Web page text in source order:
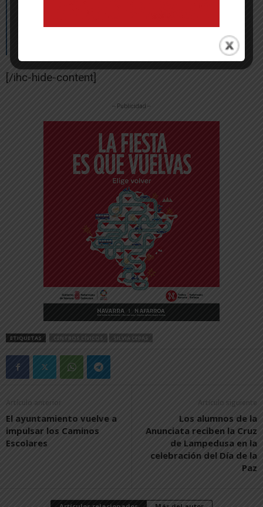
[/ihc-hide-content]
-- Publicidad --
ETIQUETAS CENTROS CÍVICOS SILVIA CEPAS
Artículo anterior
El ayuntamiento vuelve a
impulsar los Caminos
Escolares
Artículo siguiente
Los alumnos de la
Anunciata reciben la Cruz
de Lampedusa en la
celebración del Día de la
Paz